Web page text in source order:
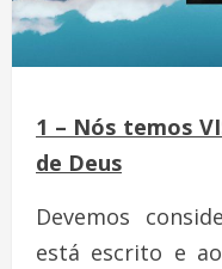
1 – Nós temos
de Deus
Devemos
está escrito e